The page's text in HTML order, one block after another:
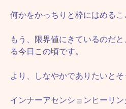
何かをかっちりと枠にはめるこ
もう、限界値にきているのだ
る今日この頃です。
より、しなやかでありたいとそ
インナーアセンションヒーリン